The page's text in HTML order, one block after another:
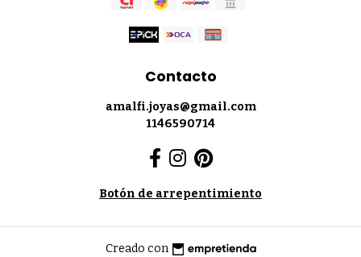
Contacto
amalfi.joyas@gmail.com
1146590714
Botón de arrepentimiento
Creado con